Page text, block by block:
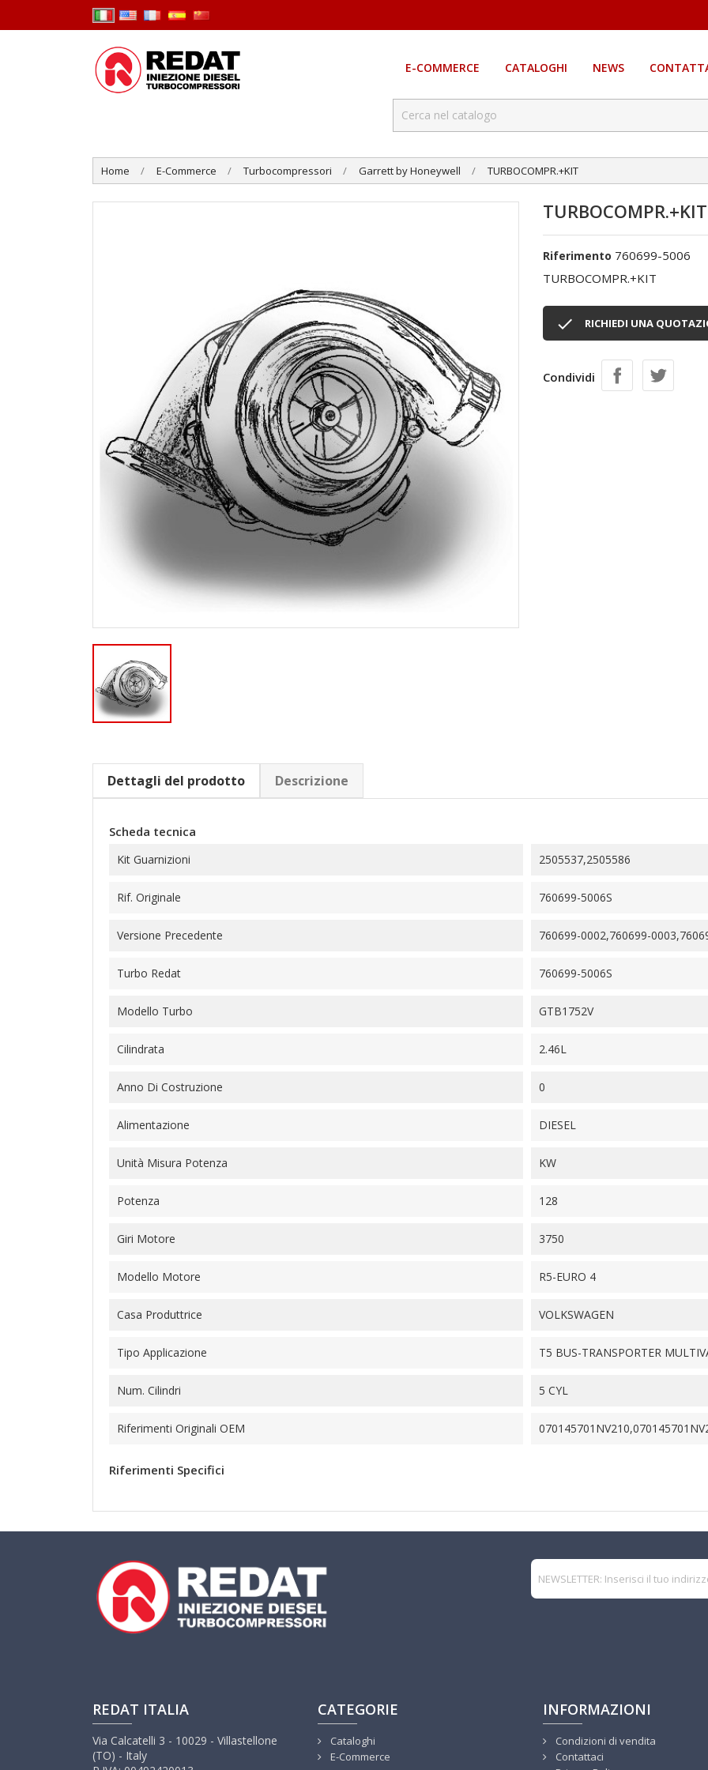
E-COMMERCE CATALOGHI NEWS
Home E-Commerce Turbocompressori Garrett by Honeywell TURBOCOMPR.+KIT
TURBOCOMPR.+KIT
Riferimento 760699-5006
TURBOCOMPR.+KIT
 RICHIEDI UNA
Condividi
Dettagli del prodotto Descrizione
Scheda tecnica
Kit Guarnizioni 2505537,2505586
Rif. Originale 760699-5006S
Versione Precedente 760699-0002,760699-
Turbo Redat 760699-5006S
Modello Turbo GTB1752V
Cilindrata 2.46L
Anno Di Costruzione 0
Alimentazione DIESEL
Unità Misura Potenza KW
Potenza 128
Giri Motore 3750
Modello Motore R5-EURO 4
Casa Produttrice VOLKSWAGEN
Tipo Applicazione T5 BUS-TRANSPORTER
Num. Cilindri 5 CYL
Riferimenti Originali OEM
Riferimenti Specifici
REDAT ITALIA
Via Calcatelli 3 - 10029 - Villastellone
(TO) - Italy
CATEGORIE
Cataloghi
E-Commerce
INFORMAZIONI
Condizioni di vendita
Contattaci